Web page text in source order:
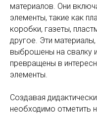
материалов. Они
элементы, такие как
коробки, газеты,
другое. Эти
выброшены на свалку
превращены в
элементы.
Создавая
необходимо отметить